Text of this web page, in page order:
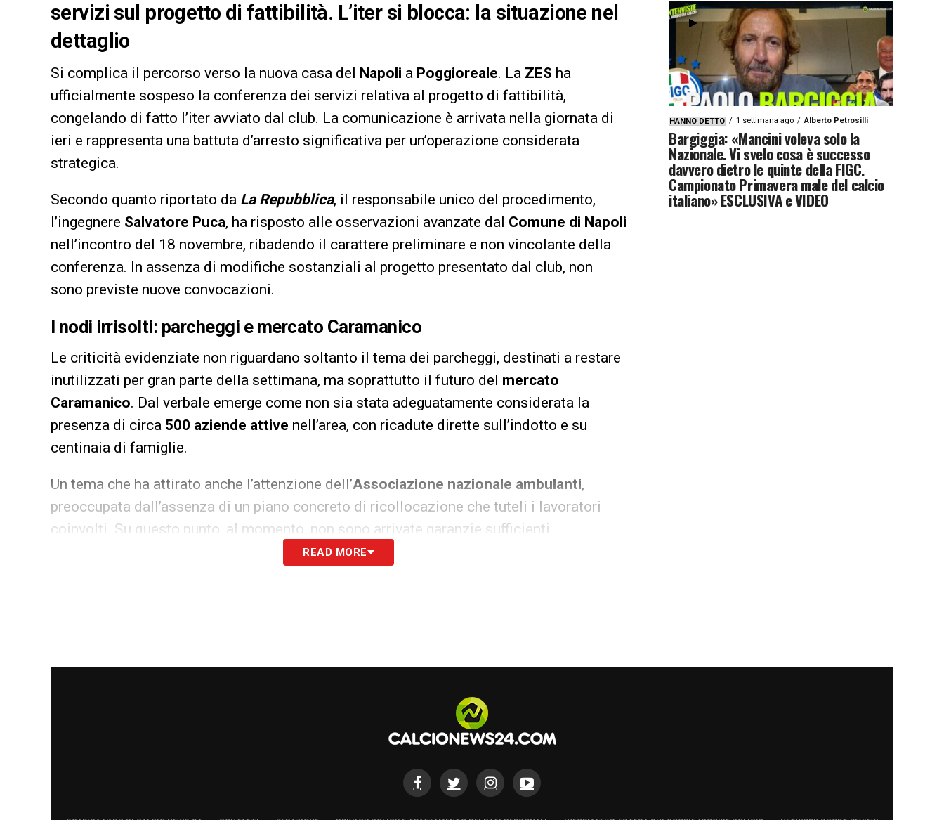
servizi sul progetto di fattibilità. L’iter si blocca: la situazione nel
dettaglio
Si complica il percorso verso la nuova casa del Napoli a Poggioreale. La ZES ha
ufficialmente sospeso la conferenza dei servizi relativa al progetto di fattibilità,
congelando di fatto l’iter avviato dal club. La comunicazione è arrivata nella giornata di
ieri e rappresenta una battuta d’arresto significativa per un’operazione considerata
strategica.
Secondo quanto riportato da La Repubblica, il responsabile unico del procedimento,
l’ingegnere Salvatore Puca, ha risposto alle osservazioni avanzate dal Comune di Napoli
nell’incontro del 18 novembre, ribadendo il carattere preliminare e non vincolante della
conferenza. In assenza di modifiche sostanziali al progetto presentato dal club, non
sono previste nuove convocazioni.
I nodi irrisolti: parcheggi e mercato Caramanico
Le criticità evidenziate non riguardano soltanto il tema dei parcheggi, destinati a restare
inutilizzati per gran parte della settimana, ma soprattutto il futuro del mercato
Caramanico. Dal verbale emerge come non sia stata adeguatamente considerata la
presenza di circa 500 aziende attive nell’area, con ricadute dirette sull’indotto e su
centinaia di famiglie.
Un tema che ha attirato anche l’attenzione dell’Associazione nazionale ambulanti,
preoccupata dall’assenza di un piano concreto di ricollocazione che tuteli i lavoratori
coinvolti. Su questo punto, al momento, non sono arrivate garanzie sufficienti.
Scenari futuri: Poggioreale o alternative
non si registrano aperture del club su nuovi investimenti allo
Aurelio De Laurentiis, partito per Riad
resta disponibile al dialogo e prosegue nel piano di riqualificazione, mentre il
garantirebbe le risorse per un impianto moderno
READ MORE
HANNO DETTO 1 settimana ago Alberto Petrosilli
Bargiggia: «Mancini voleva solo la
Nazionale. Vi svelo cosa è successo
davvero dietro le quinte della FIGC.
Campionato Primavera male del calcio
italiano» ESCLUSIVA e VIDEO